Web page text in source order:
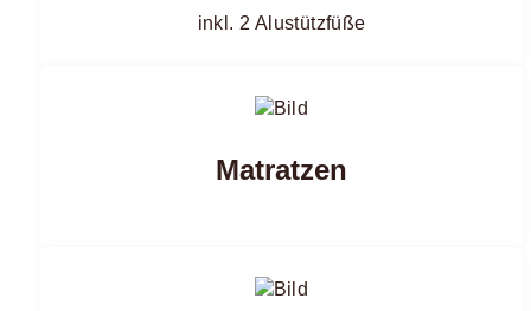
inkl. 2 Alustützfüße
Matratzen